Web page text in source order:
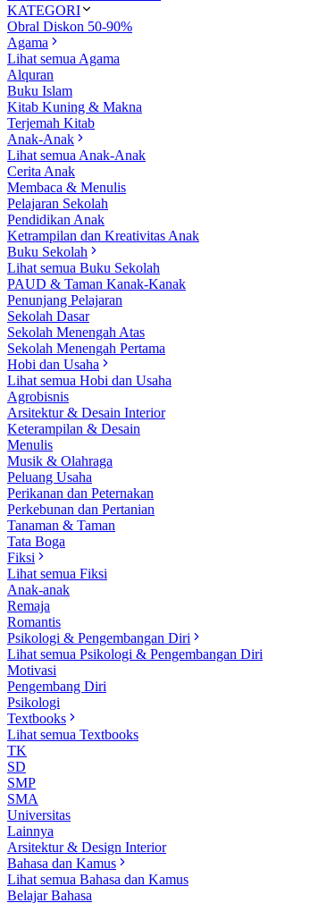
KATEGORI
Obral Diskon 50-90%
Agama
Lihat semua Agama
Alquran
Buku Islam
Kitab Kuning & Makna
Terjemah Kitab
Anak-Anak
Lihat semua Anak-Anak
Cerita Anak
Membaca & Menulis
Pelajaran Sekolah
Pendidikan Anak
Ketrampilan dan Kreativitas Anak
Buku Sekolah
Lihat semua Buku Sekolah
PAUD & Taman Kanak-Kanak
Penunjang Pelajaran
Sekolah Dasar
Sekolah Menengah Atas
Sekolah Menengah Pertama
Hobi dan Usaha
Lihat semua Hobi dan Usaha
Agrobisnis
Arsitektur & Desain Interior
Keterampilan & Desain
Menulis
Musik & Olahraga
Peluang Usaha
Perikanan dan Peternakan
Perkebunan dan Pertanian
Tanaman & Taman
Tata Boga
Fiksi
Lihat semua Fiksi
Anak-anak
Remaja
Romantis
Psikologi & Pengembangan Diri
Lihat semua Psikologi & Pengembangan Diri
Motivasi
Pengembang Diri
Psikologi
Textbooks
Lihat semua Textbooks
TK
SD
SMP
SMA
Universitas
Lainnya
Arsitektur & Design Interior
Bahasa dan Kamus
Lihat semua Bahasa dan Kamus
Belajar Bahasa